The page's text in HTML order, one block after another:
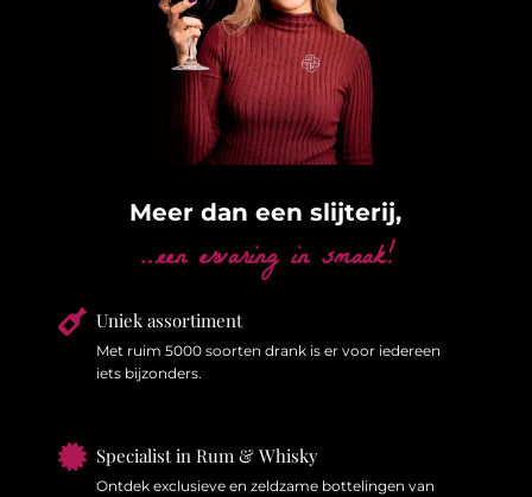
Meer dan een slijterij,
…een ervaring in smaak!
 Uniek assortiment
Met ruim 5000 soorten drank is er voor iedereen
iets bijzonders.
 Specialist in Rum & Whisky
Ontdek exclusieve en zeldzame bottelingen van